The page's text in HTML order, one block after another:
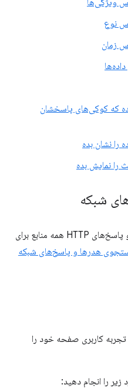
نوع
زمان
که کوکی‌های پاسخشان
نشان بده
نمایش بده
شبکه
برای یادگیری نحوه جستجوی هدرها و پاسخ‌های HTTP همه منابع برای
هدرها و پاسخ‌های شبکه
تجربه کاربری صفحه خود را
زیر را انجام دهید: